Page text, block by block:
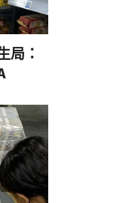
局：